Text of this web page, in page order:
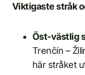
Viktigaste stråk
Öst-västlig
Trenčín –
här stråket